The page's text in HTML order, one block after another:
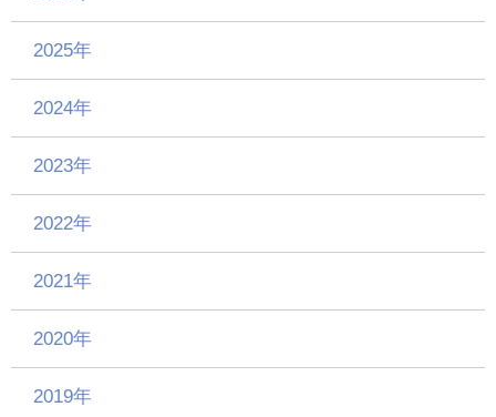
2025年
2024年
2023年
2022年
2021年
2020年
2019年